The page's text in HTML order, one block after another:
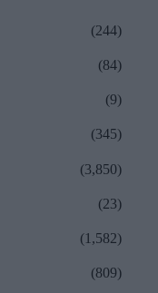
(244)
(84)
(9)
(345)
(3,850)
(23)
(1,582)
(809)